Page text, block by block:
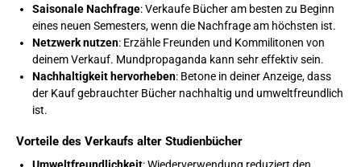
Saisonale Nachfrage: Verkaufe Bücher am besten zu Beginn
eines neuen Semesters, wenn die Nachfrage am höchsten ist.
Netzwerk nutzen: Erzähle Freunden und Kommilitonen von
deinem Verkauf. Mundpropaganda kann sehr effektiv sein.
Nachhaltigkeit hervorheben: Betone in deiner Anzeige, dass
der Kauf gebrauchter Bücher nachhaltig und umweltfreundlich
ist.
Vorteile des Verkaufs alter Studienbücher